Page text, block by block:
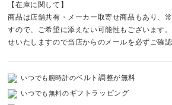
【在庫に関して】
商品は店舗共有・メーカー取寄せ商品もあり、
すので、ご希望に添えない可能性もございます
せいたしますので当店からのメールを必ずご確認
いつでも腕時計のベルト調整が無料
いつでも無料のギフトラッピング